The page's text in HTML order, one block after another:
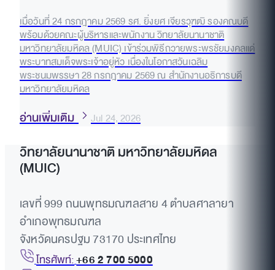
เมื่อวันที่ 24 กรกฎาคม 2569 รศ. ยิ่งยศ เจียรวุฑฒิ รองคณบดี
พร้อมด้วยคณะผู้บริหารและพนักงาน วิทยาลัยนานาชาติ
มหาวิทยาลัยมหิดล (MUIC) เข้าร่วมพิธีถวายพระพรชัยมงคลแด่
พระบาทสมเด็จพระเจ้าอยู่หัว เนื่องในโอกาสวันเฉลิม
พระชนมพรรษา 28 กรกฎาคม 2569 ณ สำนักงานอธิการบดี
มหาวิทยาลัยมหิดล
อ่านเพิ่มเติม Jul 24, 2026
วิทยาลัยนานาชาติ มหาวิทยาลัยมหิดล
(MUIC)
เลขที่ 999 ถนนพุทธมณฑลสาย 4 ตำบลศาลายา
อำเภอพุทธมณฑล
จังหวัดนครปฐม 73170 ประเทศไทย
โทรศัพท์:+66 2 700 5000